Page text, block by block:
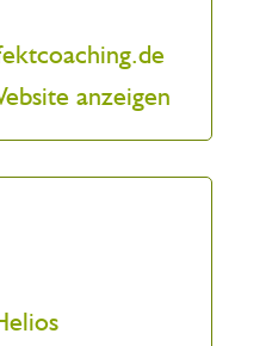
anzeigen